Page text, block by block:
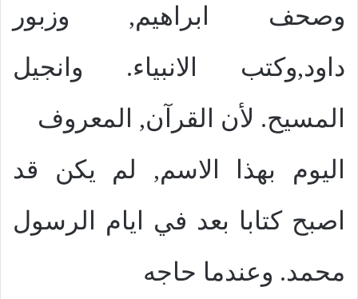
وصحف ابراهيم, وزبور
داود,وكتب الانبياء. وانجيل
المسيح. لأن القرآن, المعروف
اليوم بهذا الاسم, لم يكن قد
اصبح كتابا بعد في ايام الرسول
محمد. وعندما حاجه